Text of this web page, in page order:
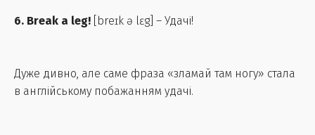
6. Break a leg! [breɪk ə lɛg] – Удачі!
Дуже дивно, але саме фраза «зламай там ногу» стала
в англійському побажанням удачі.